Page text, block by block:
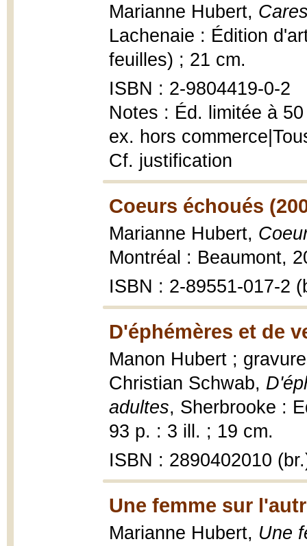
Marianne Hubert,
Lachenaie : Édition
feuilles) ; 21 cm.
ISBN : 2-9804419-0-2
Notes : Éd. limitée à
ex. hors
Cf. justification
Coeurs échoués
Marianne Hubert,
Montréal : Beaumont,
ISBN : 2-89551-017-2
D'éphémères et de
Manon Hubert ;
Christian Schwab,
adultes, Sherbrooke :
93 p. : 3 ill. ; 19 cm.
ISBN : 2890402010
Une femme sur
Marianne Hubert, Une